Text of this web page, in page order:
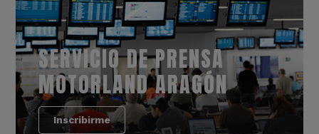
SERVICIO DE PRENSA
MOTORLAND ARAGÓN
Inscribirme